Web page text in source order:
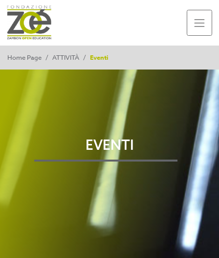
Home Page / ATTIVITÀ / Eventi
EVENTI